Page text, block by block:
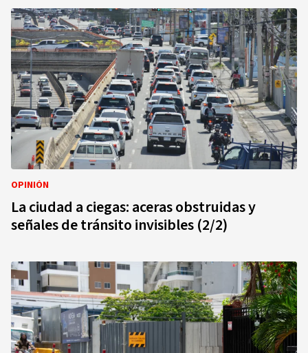
OPINIÓN
La ciudad a ciegas: aceras obstruidas y
señales de tránsito invisibles (2/2)